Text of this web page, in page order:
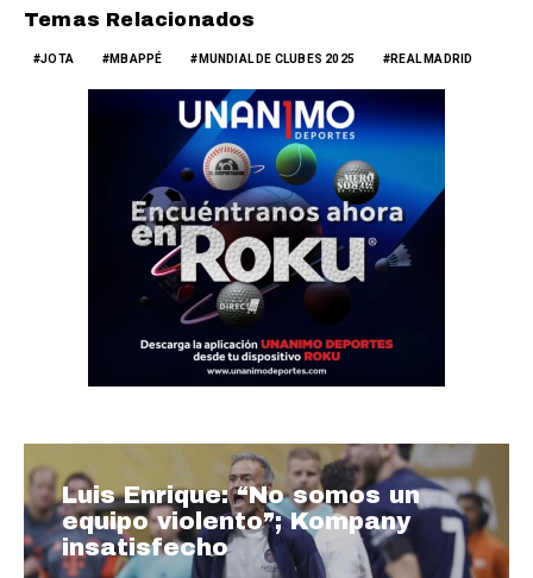
Temas Relacionados
JOTA MBAPPÉ MUNDIAL DE CLUBES 2025 REAL MADRID
Luis Enrique: “No somos un
equipo violento”; Kompany
insatisfecho